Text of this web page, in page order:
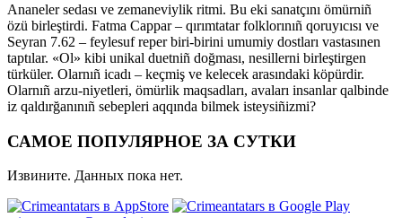
Ananeler sedası ve zemaneviylik ritmi. Bu eki sanatçını ömürniñ
özü birleştirdi. Fatma Cappar – qırımtatar folklorınıñ qoruyıcısı ve
Seyran 7.62 – feylesuf reper biri-birini umumiy dostları vastasınen
taptılar. «Ol» kibi unikal duetniñ doğması, nesillerni birleştirgen
türküler. Olarnıñ icadı – keçmiş ve kelecek arasındaki köpürdir.
Olarnıñ arzu-niyetleri, ömürlik maqsadları, avaları insanlar qalbinde
iz qaldırğanınıñ sebepleri aqqında bilmek isteysiñizmi?
САМОЕ ПОПУЛЯРНОЕ ЗА СУТКИ
Извините. Данных пока нет.